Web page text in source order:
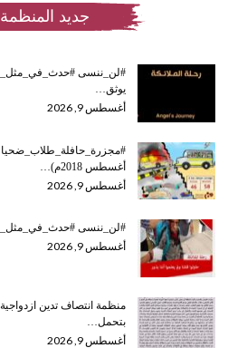
جديد المنظمة
#لن_ننسى
يوثق…
أغسطس 9, 2026
أغسطس 2018م)…
أغسطس 9, 2026
#لن_ننسى
أغسطس 9, 2026
منظمة انتصاف تدين
بتحمل…
أغسطس 9, 2026